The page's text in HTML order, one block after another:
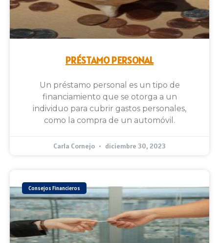
PRÉSTAMO PERSONAL
Un préstamo personal es un tipo de
financiamiento que se otorga a un
individuo para cubrir gastos personales,
como la compra de un automóvil.
Carla Cornejo diciembre 30, 2023
Consejos Financieros